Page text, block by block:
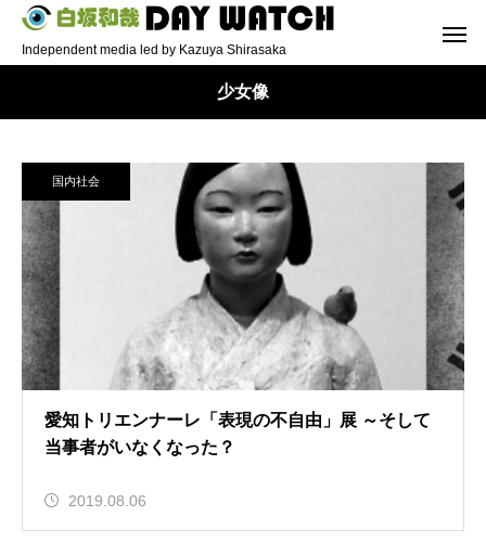
Independent media led by Kazuya Shirasaka
少女像
国内社会
愛知トリエンナーレ「表現の不自由」展 ～そして
当事者がいなくなった？
2019.08.06